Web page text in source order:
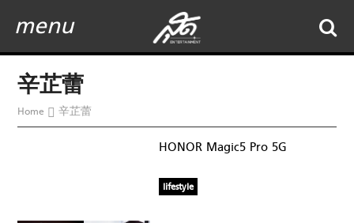
menu
辛芷蕾
Home 辛芷蕾
HONOR Magic5 Pro 5G
lifestyle